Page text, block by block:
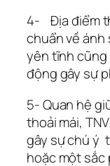
4- Địa điểm
chuẩn về ánh
yên tĩnh
động gây sự
5- Quan hệ
thoải mái,
gây sự chú ý
hoặc một sắc